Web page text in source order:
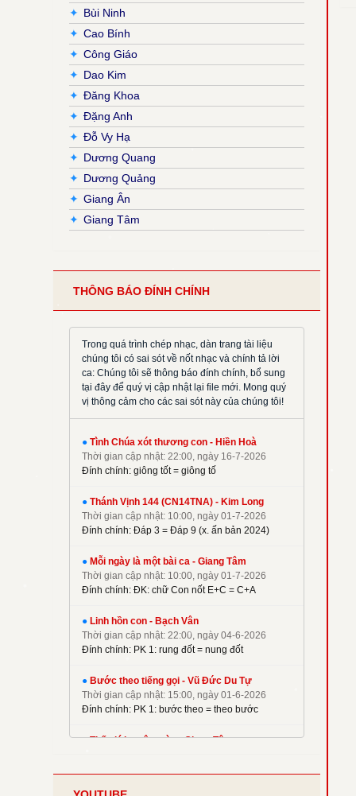
✦ Bùi Ninh
✦ Cao Bính
✦ Công Giáo
✦ Dao Kim
✦ Đăng Khoa
✦ Đặng Anh
✦ Đỗ Vy Hạ
✦ Dương Quang
✦ Dương Quảng
✦ Giang Ân
✦ Giang Tâm
Hiền Hoà
Hoàng Phương
Hồng Trần
Huy Hoàng
Khắc Đỗ
Kim Long
La Thập Tự
M. Tigon
Mai Nguyên Vũ
Mi Trầm
Ngọc Cẩn
Nguyên Dũng
Nguyên Hữu
Nguyễn Duy
Nguyễn Hèn Mọn
P. Kim
✦ Phạm Đình Nhu
✦ Phạm Liên Hùng
THÔNG BÁO ĐÍNH CHÍNH
Trong quá trình chép nhạc, dàn trang tài liệu
chúng tôi có sai sót về nốt nhạc và chính tả lời
ca: Chúng tôi sẽ thông báo đính chính, bổ sung
tại đây để quý vị cập nhật lại file mới. Mong quý
vị thông cảm cho các sai sót này của chúng tôi!
● Tình Chúa xót thương con - Hiền Hoà
Thời gian cập nhật: 22:00, ngày 16-7-2026
Đính chính: giông tốt = giông tố
● Thánh Vịnh 144 (CN14TNA) - Kim Long
Thời gian cập nhật: 10:00, ngày 01-7-2026
Đính chính: Đáp 3 = Đáp 9 (x. ấn bản 2024)
● Mỗi ngày là một bài ca - Giang Tâm
Thời gian cập nhật: 10:00, ngày 01-7-2026
Đính chính: ĐK: chữ Con nốt E+C = C+A
● Linh hồn con - Bạch Vân
Thời gian cập nhật: 22:00, ngày 04-6-2026
Đính chính: PK 1: rung đốt = nung đốt
● Bước theo tiếng gọi - Vũ Đức Du Tự
Thời gian cập nhật: 15:00, ngày 01-6-2026
Đính chính: PK 1: bước theo = theo bước
●Thế giới muôn màu - Giang Tâm